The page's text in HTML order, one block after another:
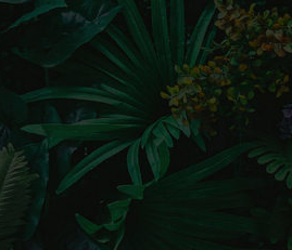
GALÉRIA
JEGYEK